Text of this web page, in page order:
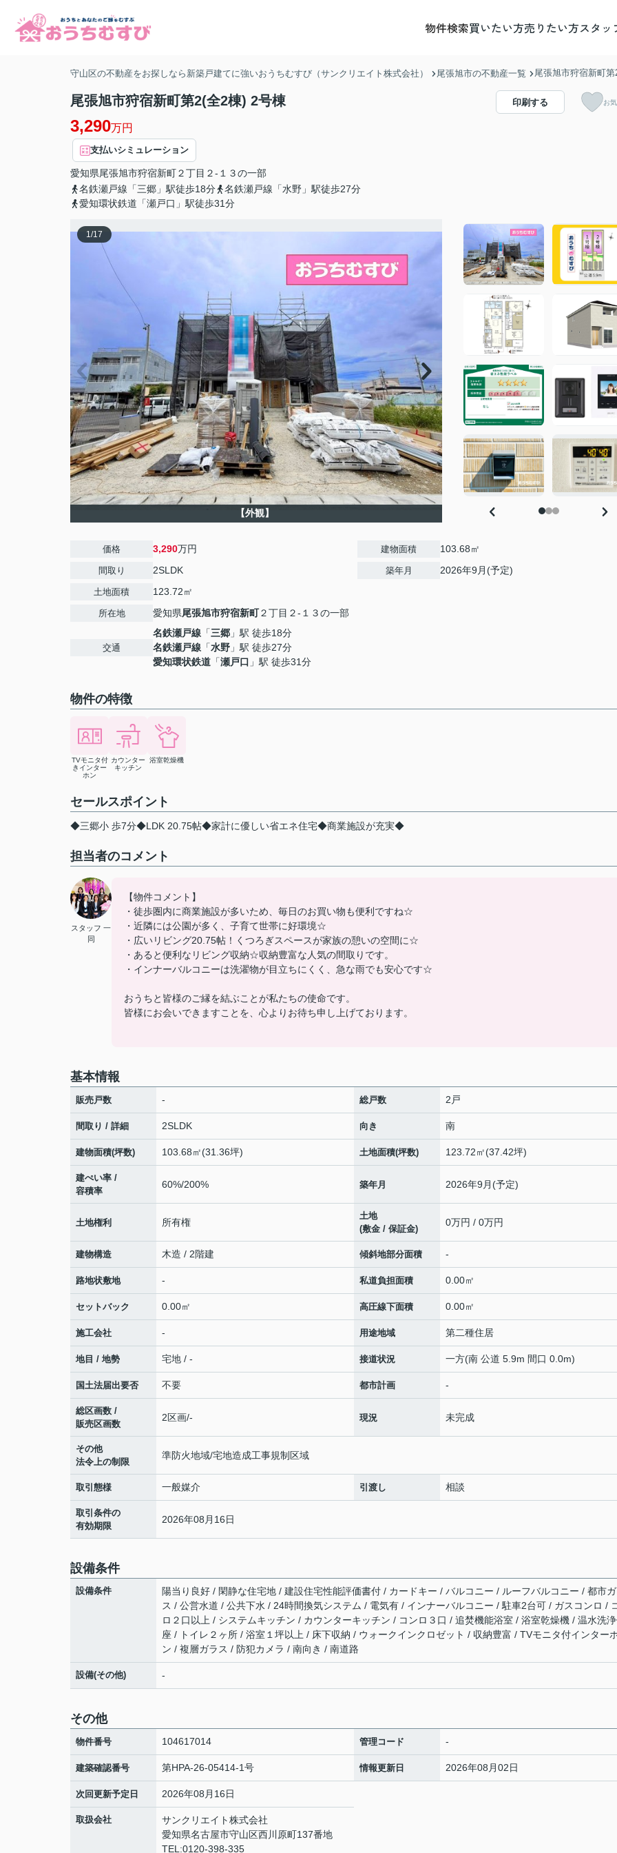
物件検索買いたい方売りたい方スタッ
守山区の不動産をお探しなら新築戸建てに強いおうちむすび（サンクリエイト株式会社） 尾張旭市の不動産一覧 尾張旭市狩宿新町第
尾張旭市狩宿新町第2(全2棟) 2号棟
3,290万円
支払いシミュレーション
愛知県尾張旭市狩宿新町２丁目２-１３の一部
名鉄瀬戸線「三郷」駅徒歩18分
名鉄瀬戸線「水野」駅徒歩27分
愛知環状鉄道「瀬戸口」駅徒歩31分
印刷する お
1/17
【外観】
価格 3,290万円
間取り 2SLDK
土地面積 123.72㎡
所在地 愛知県尾張旭市狩宿新町２丁目２-１３の一部
交通
名鉄瀬戸線 「三郷 」駅 徒歩18分
名鉄瀬戸線 「水野 」駅 徒歩27分
愛知環状鉄道 「瀬戸口 」駅 徒歩31分
建物面積 103.68㎡
築年月 2026年9月(予定)
物件の特徴
TVモニタ付
きインター
ホン
カウンター
キッチン
浴室乾燥機
セールスポイント
◆三郷小 歩7分◆LDK 20.75帖◆家計に優しい省エネ住宅◆商業施設が充実◆
担当者のコメント
スタッフ 一
同
【物件コメント】
・徒歩圏内に商業施設が多いため、毎日のお買い物も便利ですね☆
・近隣には公園が多く、子育て世帯に好環境☆
・広いリビング20.75帖！くつろぎスペースが家族の憩いの空間に☆
・あると便利なリビング収納☆収納豊富な人気の間取りです。
・インナーバルコニーは洗濯物が目立ちにくく、急な雨でも安心です☆
おうちと皆様のご縁を結ぶことが私たちの使命です。
皆様にお会いできますことを、心よりお待ち申し上げております。
基本情報
販売戸数 - 総戸数 2戸
間取り / 詳細 2SLDK 向き 南
建物面積(坪数) 103.68㎡(31.36坪) 土地面積(坪数) 123.72㎡(37.42坪)
建ぺい率 /
容積率
60%/200% 築年月 2026年9月(予定)
土地権利 所有権
土地
(敷金 / 保証金)
0万円 / 0万円
建物構造 木造 / 2階建 傾斜地部分面積 -
路地状敷地 - 私道負担面積 0.00㎡
セットバック 0.00㎡ 高圧線下面積 0.00㎡
施工会社 - 用途地域 第二種住居
地目 / 地勢 宅地 / - 接道状況 一方(南 公道 5.9m 間口 0.0m)
国土法届出要否 不要 都市計画 -
総区画数 /
販売区画数
2区画/- 現況 未完成
その他
法令上の制限
準防火地域/宅地造成工事規制区域
取引態様 一般媒介 引渡し 相談
取引条件の
有効期限
2026年08月16日
設備条件
設備条件
陽当り良好 / 閑静な住宅地 / 建設住宅性能評価書付 / カードキー / バルコニー / ルーフバルコニー / 都市ガ
ス / 公営水道 / 公共下水 / 24時間換気システム / 電気有 / インナーバルコニー / 駐車2台可 / ガスコンロ /
ロ２口以上 / システムキッチン / カウンターキッチン / コンロ３口 / 追焚機能浴室 / 浴室乾燥機 / 温水洗
座 / トイレ２ヶ所 / 浴室１坪以上 / 床下収納 / ウォークインクロゼット / 収納豊富 / TVモニタ付インター
ン / 複層ガラス / 防犯カメラ / 南向き / 南道路
設備(その他) -
その他
物件番号 104617014 管理コード -
建築確認番号 第HPA-26-05414-1号 情報更新日 2026年08月02日
次回更新予定日 2026年08月16日
取扱会社
サンクリエイト株式会社
愛知県名古屋市守山区西川原町137番地
TEL:0120-398-335